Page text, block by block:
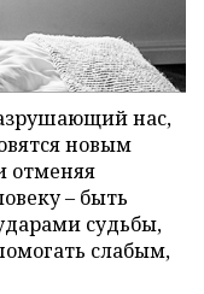
нас,
новым
отменяя
– быть
судьбы,
слабым,